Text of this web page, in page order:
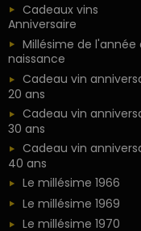
Cadeaux vins
Anniversaire
Millésime de l'année
naissance
Cadeau vin
20 ans
Cadeau vin
30 ans
Cadeau vin
40 ans
Le millésime 1966
Le millésime 1969
Le millésime 1970